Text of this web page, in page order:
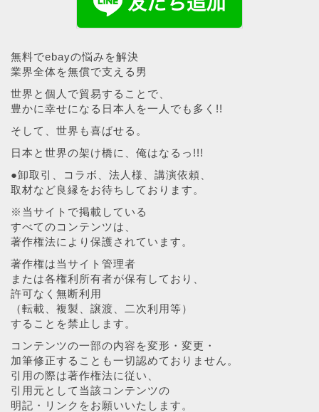
無料でebayの悩みを解決
業界全体を無償で支える男
世界と個人で貿易することで、
豊かに幸せになる日本人を一人でも多く!!
そして、世界も喜ばせる。
日本と世界の架け橋に、俺はなるっ!!!
●卸取引、コラボ、法人様、講演依頼、
取材など良縁をお待ちしております。
※当サイトで掲載している
すべてのコンテンツは、
著作権法により保護されています。
著作権は当サイト管理者
または各権利所有者が保有しており、
許可なく無断利用
（転載、複製、譲渡、二次利用等）
することを禁止します。
コンテンツの一部の内容を変形・変更・
加筆修正することも一切認めておりません。
引用の際は著作権法に従い、
引用元として当該コンテンツの
明記・リンクをお願いいたします。